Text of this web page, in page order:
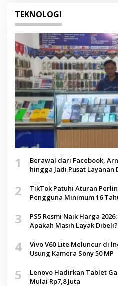
TEKNOLOGI
1
Berawal dari Facebook,
hingga Jadi Pusat
2
TikTok Patuhi Aturan
Pengguna Minimum 16
3
PS5 Resmi Naik Harga
Apakah Masih Layak Dibeli?
4
Vivo V60 Lite Meluncur di
Usung Kamera Sony 50 MP
5
Lenovo Hadirkan Tablet
Mulai Rp7,8 Juta